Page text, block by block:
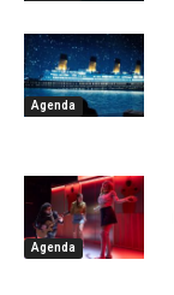
Agenda
Agenda